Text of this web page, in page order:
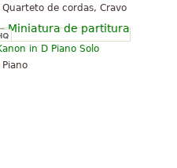
to
Quarteto de cordas, Cravo
in D Piano Solo
Piano